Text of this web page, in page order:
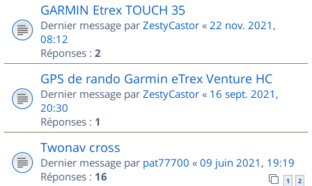
GARMIN Etrex TOUCH 35
Dernier message par ZestyCastor « 22 nov. 2021,
08:12
Réponses : 2
GPS de rando Garmin eTrex Venture HC
Dernier message par ZestyCastor « 16 sept. 2021,
20:30
Réponses : 1
Twonav cross
Dernier message par pat77700 « 09 juin 2021, 19:19
Réponses : 16 1 2